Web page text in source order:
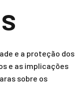
e a proteção dos
e as implicações
sobre os